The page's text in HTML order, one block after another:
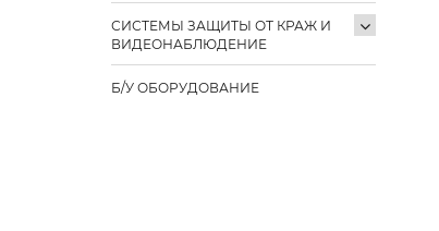
СИСТЕМЫ ЗАЩИТЫ ОТ КРАЖ И
ВИДЕОНАБЛЮДЕНИЕ
Б/У ОБОРУДОВАНИЕ